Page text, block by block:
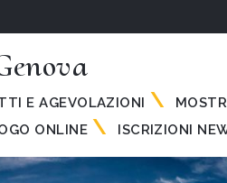
E AGEVOLAZIONI
ONLINE ISCRIZIONI